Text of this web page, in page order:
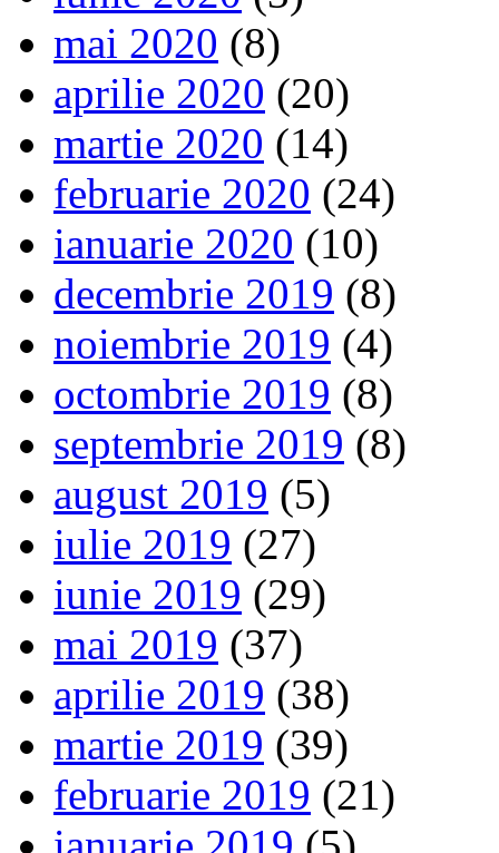
mai 2020 (8)
aprilie 2020 (20)
martie 2020 (14)
februarie 2020 (24)
ianuarie 2020 (10)
decembrie 2019 (8)
noiembrie 2019 (4)
octombrie 2019 (8)
septembrie 2019 (8)
august 2019 (5)
iulie 2019 (27)
iunie 2019 (29)
mai 2019 (37)
aprilie 2019 (38)
martie 2019 (39)
februarie 2019 (21)